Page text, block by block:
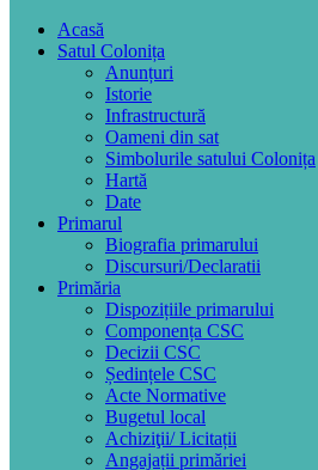
Acasă
Satul Colonița
Anunțuri
Istorie
Infrastructură
Oameni din sat
Simbolurile satului Colonița
Hartă
Date
Primarul
Biografia primarului
Discursuri/Declaratii
Primăria
Dispozițiile primarului
Componența CSC
Decizii CSC
Ședințele CSC
Acte Normative
Bugetul local
Achiziţii/ Licitații
Angajații primăriei